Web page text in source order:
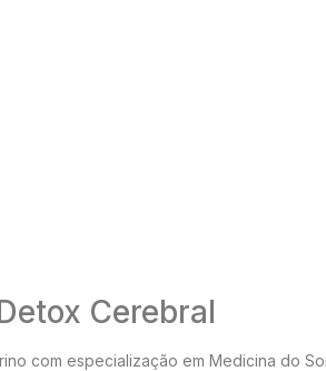
Cerebral
com especialização em Medicina do